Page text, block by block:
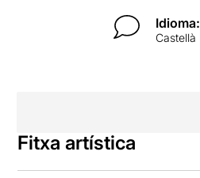
Idioma:
Castellà
Fitxa artística